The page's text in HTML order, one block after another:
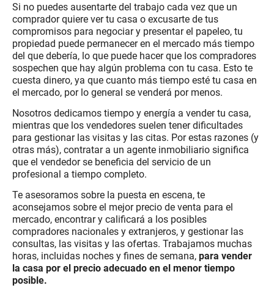
Si no puedes ausentarte del trabajo cada vez que un
comprador quiere ver tu casa o excusarte de tus
compromisos para negociar y presentar el papeleo, tu
propiedad puede permanecer en el mercado más tiempo
del que debería, lo que puede hacer que los compradores
sospechen que hay algún problema con tu casa. Esto te
cuesta dinero, ya que cuanto más tiempo esté tu casa en
el mercado, por lo general se venderá por menos.
Nosotros dedicamos tiempo y energía a vender tu casa,
mientras que los vendedores suelen tener dificultades
para gestionar las visitas y las citas. Por estas razones (y
otras más), contratar a un agente inmobiliario significa
que el vendedor se beneficia del servicio de un
profesional a tiempo completo.
Te asesoramos sobre la puesta en escena, te
aconsejamos sobre el mejor precio de venta para el
mercado, encontrar y calificará a los posibles
compradores nacionales y extranjeros, y gestionar las
consultas, las visitas y las ofertas. Trabajamos muchas
horas, incluidas noches y fines de semana, para vender
la casa por el precio adecuado en el menor tiempo
posible.